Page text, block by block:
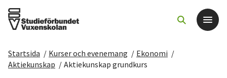
Det här gör vi
Startsida / Kurser och evenemang / Ekonomi /
Aktiekunskap / Aktiekunskap grundkurs